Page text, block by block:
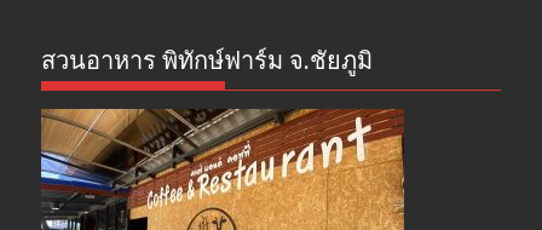
สวนอาหาร พิทักษ์ฟาร์ม จ.ชัยภูมิ